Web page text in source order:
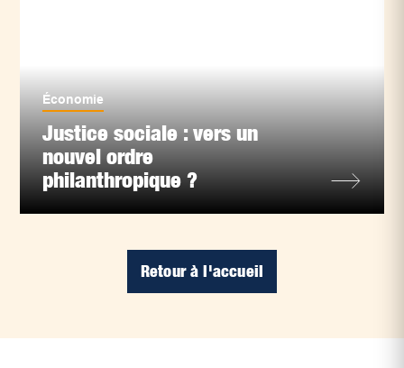
Économie
Justice sociale : vers un
nouvel ordre
philanthropique ?
Retour à l'accueil